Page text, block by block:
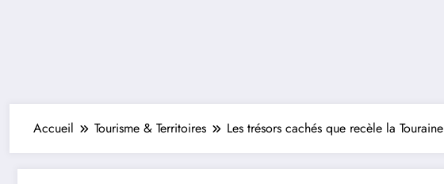
Accueil Tourisme & Territoires Les trésors cachés que recèle la Touraine